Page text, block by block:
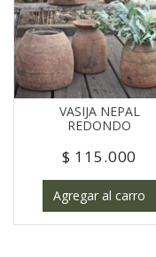
VASIJA NEPAL
REDONDO
$ 115.000
Agregar al carro